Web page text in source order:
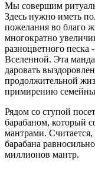
Мы совершим
Здесь нужно иметь
пожелания во благо
многократно
разноцветного
Вселенной. Эта
даровать
продолжительной
примирению
Рядом со ступой
барабаном, который
мантрами.
барабана
миллионов мантр.